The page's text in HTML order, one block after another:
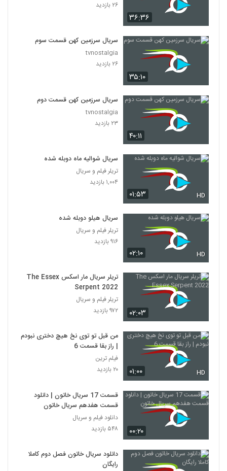
۳۶:۳۶
۲۶ بازدید
۳۵:۱۰
سریال سرزمین کهن قسمت سوم
tvnostalgia
۲۶ بازدید
۴۰:۱۱
سریال سرزمین کهن قسمت دوم
tvnostalgia
۲۳ بازدید
۰۱:۵۳ HD
سریال شوالیه ماه دوبله شده
تریلر فیلم و سریال
۱,۰۰۴ بازدید
۰۲:۱۰ HD
سریال هیلو دوبله شده
تریلر فیلم و سریال
۹۱۶ بازدید
۰۲:۰۳
تریلر سریال مار اسکس The Essex
Serpent 2022
تریلر فیلم و سریال
۹۷۲ بازدید
۰۱:۰۰ HD
من قبل تو توی نخ هیچ دختری نبودم
| راز بقا قسمت 6
فیلم ترین
۲۰ بازدید
۰۰:۲۰
قسمت 17 سریال خاتون | دانلود
قسمت هفدهم سریال خاتون
دانلود فیلم و سریال
۵۴۸ بازدید
دانلود سریال خاتون فصل دوم کاملا
رایگان